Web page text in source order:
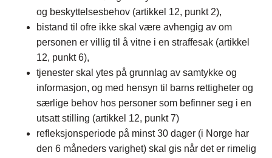
og beskyttelsesbehov (artikkel 12, punkt 2),
bistand til ofre ikke skal være avhengig av om
personen er villig til å vitne i en straffesak (artikkel
12, punkt 6),
tjenester skal ytes på grunnlag av samtykke og
informasjon, og med hensyn til barns rettigheter og
særlige behov hos personer som befinner seg i en
utsatt stilling (artikkel 12, punkt 7)
refleksjonsperiode på minst 30 dager (i Norge har
den 6 måneders varighet) skal gis når det er rimelig